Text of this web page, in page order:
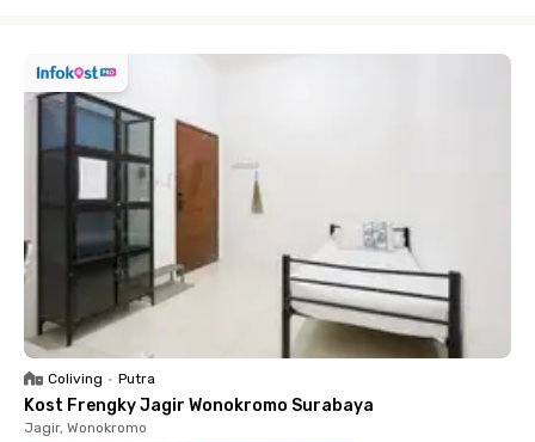
Coliving • Putra
Kost Frengky Jagir Wonokromo Surabaya
Jagir, Wonokromo